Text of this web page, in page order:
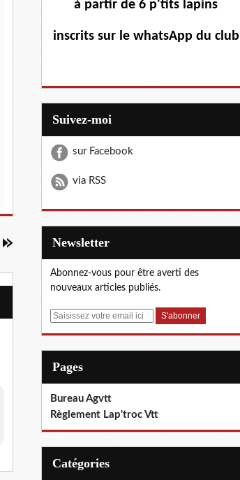
à partir de 6 p'tits lapins
inscrits sur le whatsApp du club
Suivez-moi
sur Facebook
via RSS
Newsletter
Abonnez-vous pour être averti des
nouveaux articles publiés.
E
Pages
Bureau Agvtt
Règlement Lap'troc Vtt
Catégories